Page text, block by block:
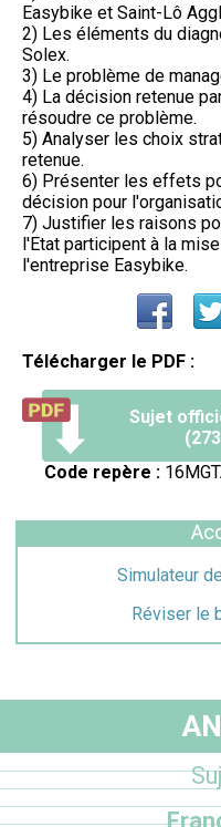
Easybike et Saint-Lô
2) Les éléments du
Solex.
3) Le problème de
4) La décision retenue
résoudre ce problème.
5) Analyser les choix
retenue.
6) Présenter les effets
décision pour
7) Justifier les raisons
l'Etat participent à la
l'entreprise Easybike.
Télécharger le PDF :
Sujet
Code repère :
Simulateur
Réviser le